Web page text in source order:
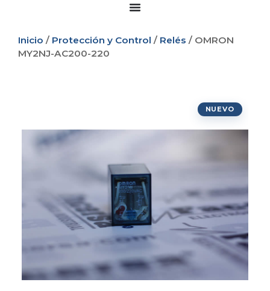
Inicio / Protección y Control / Relés / OMRON
MY2NJ-AC200-220